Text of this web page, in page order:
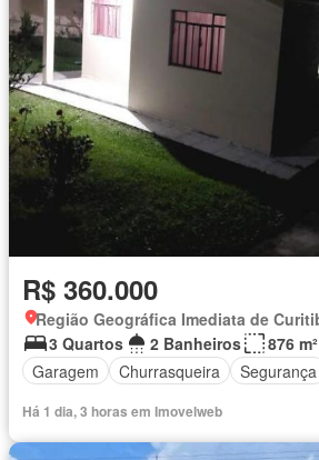
R$ 360.000
3 Quartos
2 Banheiros
876 m²
Garagem
Churrasqueira Segurança
Há 1 dia, 3 horas em Imovelweb